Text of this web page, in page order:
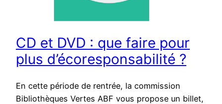
CD et DVD : que faire pour
plus d’écoresponsabilité ?
En cette période de rentrée, la commission
Bibliothèques Vertes ABF vous propose un billet,